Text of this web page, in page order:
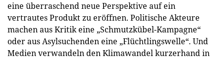
eine überraschend neue Perspektive auf ein
vertrautes Produkt zu eröffnen. Politische Akteure
machen aus Kritik eine „Schmutzkübel-Kampagne“
oder aus Asylsuchenden eine „Flüchtlingswelle“. Und
Medien verwandeln den Klimawandel kurzerhand in